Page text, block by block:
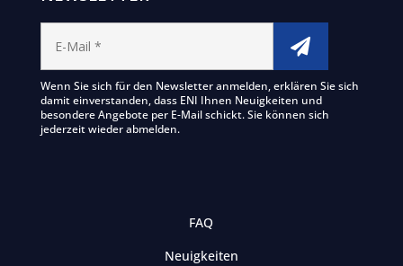
Wenn Sie sich für den Newsletter anmelden, erklären Sie sich
damit einverstanden, dass ENI Ihnen Neuigkeiten und
besondere Angebote per E-Mail schickt. Sie können sich
jederzeit wieder abmelden.
FAQ
Neuigkeiten